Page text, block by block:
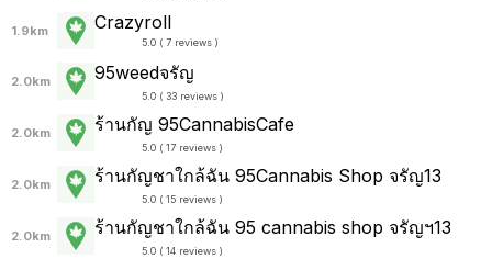
1.9km Crazyroll
5.0 ( 7 reviews )
2.0km 95weedจรัญ
5.0 ( 33 reviews )
2.0km ร้านกัญ 95CannabisCafe
5.0 ( 17 reviews )
2.0km ร้านกัญชาใกล้ฉัน 95Cannabis Shop จรัญ13
5.0 ( 15 reviews )
2.0km ร้านกัญชาใกล้ฉัน 95 cannabis shop จรัญฯ13
5.0 ( 14 reviews )